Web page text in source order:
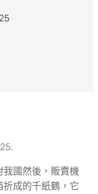
我國然後，販賣機
折成的千紙鶴，它